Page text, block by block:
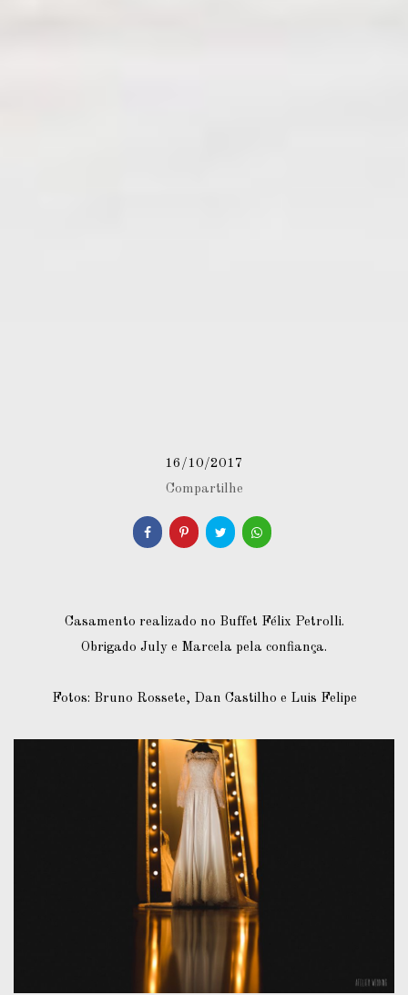
16/10/2017
Compartilhe
Casamento realizado no Buffet Félix Petrolli.
Obrigado July e Marcela pela confiança.
Fotos: Bruno Rossete, Dan Castilho e Luis Felipe